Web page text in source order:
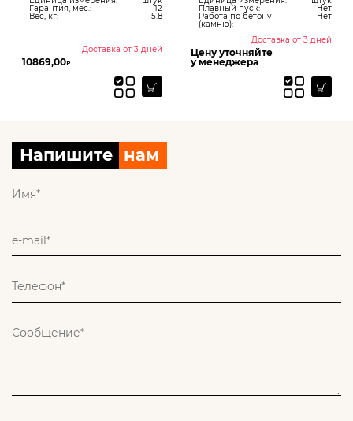
12
Доставка от 3 дней
Плавный пуск: Нет
Работа по бетону Нет
Доставка от 3 дней
Цену уточняйте
Мощность, Вт:
Количество
Напишите нам